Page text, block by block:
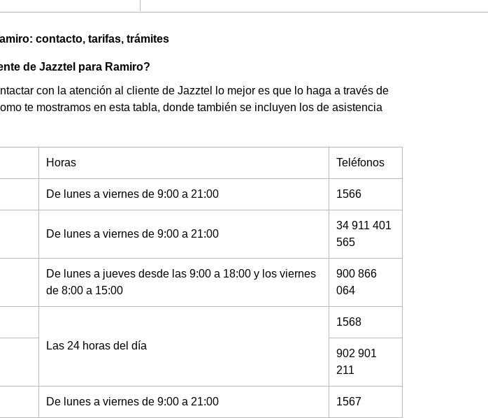
contacto, tarifas, trámites
de Jazztel para Ramiro?
con la atención al cliente de Jazztel lo mejor es que lo haga a través de
te mostramos en esta tabla, donde también se incluyen los de asistencia
Horas Teléfonos
De lunes a viernes de 9:00 a 21:00 1566
De lunes a viernes de 9:00 a 21:00
34 911 401
565
De lunes a jueves desde las 9:00 a 18:00 y los viernes
de 8:00 a 15:00
900 866
064
Las 24 horas del día
1568
902 901
211
De lunes a viernes de 9:00 a 21:00 1567